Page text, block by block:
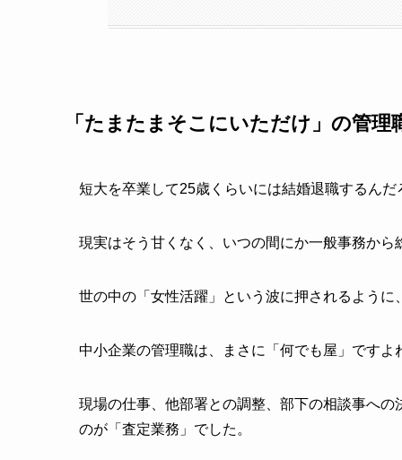
「たまたまそこにいただけ」の管理
短大を卒業して25歳くらいには結婚退職するん
現実はそう甘くなく、いつの間にか一般事務から
世の中の「女性活躍」という波に押されるよう
中小企業の管理職は、まさに「何でも屋」ですよ
現場の仕事、他部署との調整、部下の相談事へ
のが「査定業務」でした。